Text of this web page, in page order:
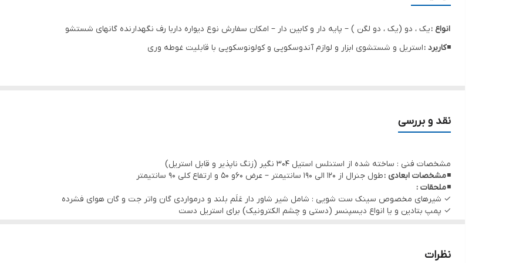
انواع :یک ، دو (یک ، دو لگن ) – پایه دار و کابین دار – امکان سفارش نوع دیواره داربا رف نگهدارنده گانهای شستشو
◾کاربرد :استریل و شستشوی ابزار و لوازم آندوسکوپی و کولونوسکوپی با قابلیت غوطه وری
نقد و بررسی
مشخصات فنی : ساخته شده از استنلس استیل 304 نگیر (زنگ ناپذیر و قابل استریل)
◾مشخصات ابعادی :طول جنرال از 120 الی 190 سانتیمتر – عرض 60و 50 و ارتفاع کلی 90 سانتیمتر
◾ملحقات :
✓ شیرهای مخصوص سینک ست شویی : شامل شیر شاور دار عَلَم بلند و درمواردی گان واتر جت و گان هوای فشرده
✓ پمپ بتادین و یا انواع دیسپنسر (دستی و چشم الکترونیک) برای استریل دست
نظرات